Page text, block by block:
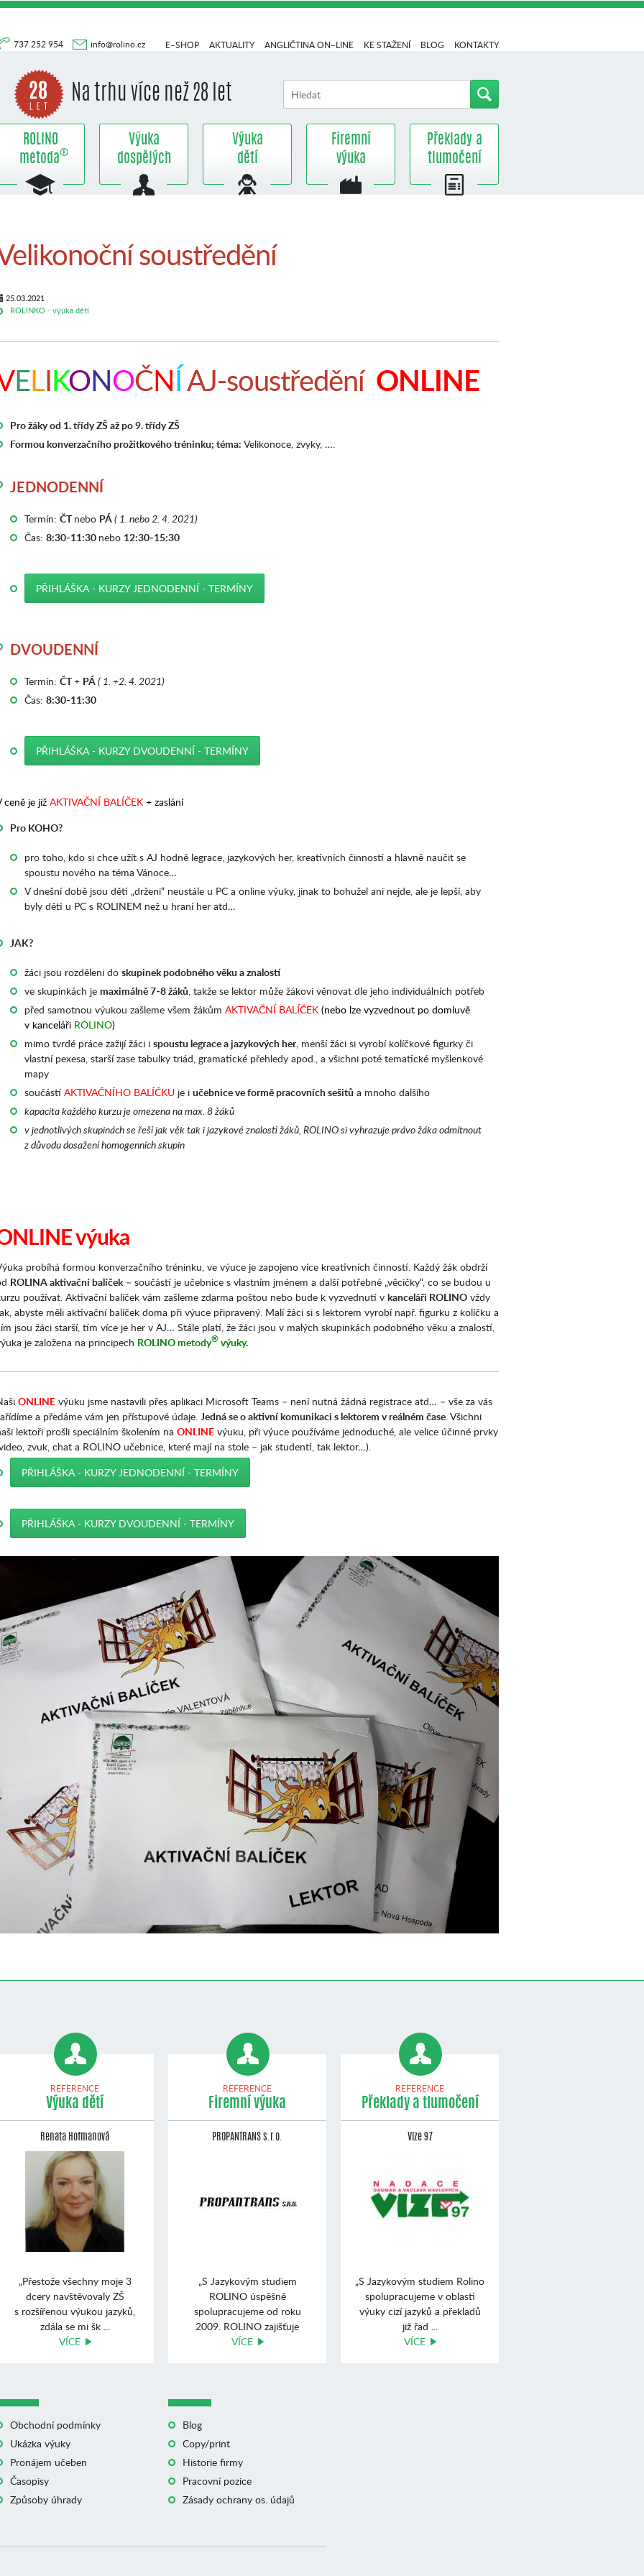
737 252 954 info@rolino.cz
Na trhu více než 28 let
E–SHOP AKTUALITY ANGLIČTINA ON–LINE KE STAŽENÍ BLOG KONTAKTY
ROLINO
metoda®
Výuka
dospělých
Výuka
dětí
Firemní
výuka
Překlady a
tlumočení
soustředění
25.03.2021
ROLINKO - výuka dětí
ELIKONOČNÍAJ-soustředění ONLINE
Pro žáky od 1. třídy ZŠ až po 9. třídy ZŠ
Formou konverzačního prožitkového tréninku; téma: Velikonoce, zvyky, ….
JEDNODENNÍ
Termín: ČTnebo PÁ( 1. nebo 2. 4. 2021)
Čas: 8:30-11:30 nebo 12:30-15:30
PŘIHLÁŠKA - KURZY JEDNODENNÍ - TERMÍNY
DVOUDENNÍ
Termín: ČT+ PÁ( 1. +2. 4. 2021)
Čas: 8:30-11:30
PŘIHLÁŠKA - KURZY DVOUDENNÍ - TERMÍNY
ceně je již AKTIVAČNÍ BALÍČEK + zaslání
Pro KOHO?
pro toho, kdo si chce užít s AJ hodně legrace, jazykových her, kreativních činností a hlavně naučit se
spoustu nového na téma Vánoce…
V dnešní době jsou děti „drženi“ neustále u PC a online výuky, jinak to bohužel ani nejde, ale je lepší, aby
byly děti u PC s ROLINEM než u hraní her atd…
JAK?
žáci jsou rozděleni do skupinek podobného věku a znalostí
ve skupinkách je maximálně 7-8 žáků, takže se lektor může žákovi věnovat dle jeho individuálních potřeb
před samotnou výukou zašleme všem žákům AKTIVAČNÍ BALÍČEK (nebo lze vyzvednout po domluvě
v kanceláři ROLINO)
mimo tvrdé práce zažijí žáci i spoustu legrace a jazykových her, menší žáci si vyrobí kolíčkové figurky či
vlastní pexesa, starší zase tabulky triád, gramatické přehledy apod., a všichni poté tematické myšlenkové
mapy
součástí AKTIVAČNÍHO BALÍČKU je i učebnice ve formě pracovních sešitů a mnoho dalšího
kapacita každého kurzu je omezena na max. 8 žáků
v jednotlivých skupinách se řeší jak věk tak i jazykové znalosti žáků, ROLINO si vyhrazuje právo žáka odmítnout
z důvodu dosažení homogenních skupin
výuka
probíhá formou konverzačního tréninku, ve výuce je zapojeno více kreativních činností. Každý žák obdrží
ROLINA aktivační balíček– součástí je učebnice s vlastním jménem a další potřebné „věcičky“, co se budou u
používat. Aktivační balíček vám zašleme zdarma poštou nebo bude k vyzvednutí v kanceláři ROLINO vždy
abyste měli aktivační balíček doma při výuce připravený. Malí žáci si s lektorem vyrobí např. figurku z kolíčku a
jsou žáci starší, tím více je her v AJ… Stále platí, že žáci jsou v malých skupinkách podobného věku a znalostí,
je založena na principech ROLINO metody®výuky.
ONLINE výuku jsme nastavili přes aplikaci Microsoft Teams – není nutná žádná registrace atd… – vše za vás
a předáme vám jen přístupové údaje. Jedná se o aktivní komunikaci s lektorem v reálném čase. Všichni
lektoři prošli speciálním školením na ONLINE výuku, při výuce používáme jednoduché, ale velice účinné prvky
zvuk, chat a ROLINO učebnice, které mají na stole – jak studenti, tak lektor…).
PŘIHLÁŠKA - KURZY JEDNODENNÍ - TERMÍNY
PŘIHLÁŠKA - KURZY DVOUDENNÍ - TERMÍNY
REFERENCE
Výuka dětí
Renata Hofmanová
„Přestože všechny moje 3
dcery navštěvovaly ZŠ
s rozšířenou výukou jazyků,
zdála se mi šk ...
VÍCE
REFERENCE
Firemní výuka
PROPANTRANS s.r.o.
„S Jazykovým studiem
ROLINO úspěšně
spolupracujeme od roku
2009. ROLINO zajišťuje
výuku angli ...
VÍCE
REFERENCE
Překlady a tlumočení
Vize 97
„S Jazykovým studiem Rolino
spolupracujeme v oblasti
výuky cizí jazyků a překladů
již řad ...
VÍCE
Obchodní podmínky
Ukázka výuky
Pronájem učeben
Časopisy
Způsoby úhrady
Blog
Copy/print
Historie firmy
Pracovní pozice
Zásady ochrany os. údajů